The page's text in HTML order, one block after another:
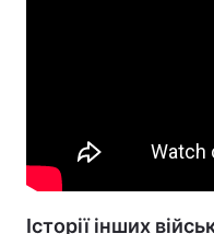
Історії інших